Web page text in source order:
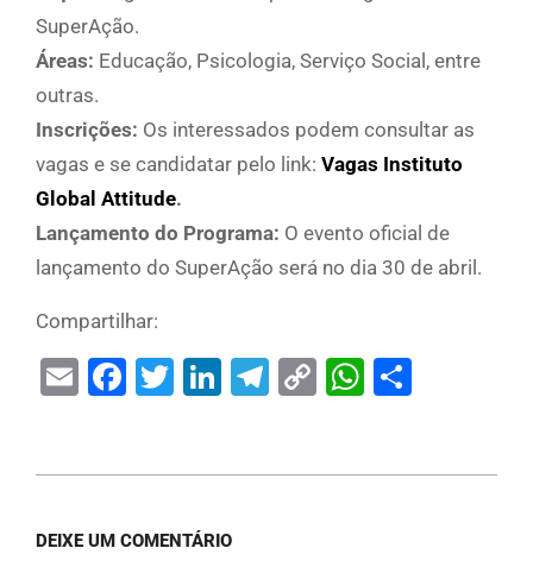
SuperAção.
Áreas: Educação, Psicologia, Serviço Social, entre
outras.
Inscrições: Os interessados podem consultar as
vagas e se candidatar pelo link: Vagas Instituto
Global Attitude.
Lançamento do Programa: O evento oficial de
lançamento do SuperAção será no dia 30 de abril.
Compartilhar:
EmailFacebook
Twitter
LinkedIn
Telegram
Copy
DEIXE UM COMENTÁRIO